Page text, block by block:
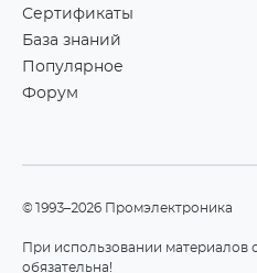
Сертификаты
База знаний
Популярное
Форум
©1993–2026 Промэлектроника
При использовании материалов
обязательна!